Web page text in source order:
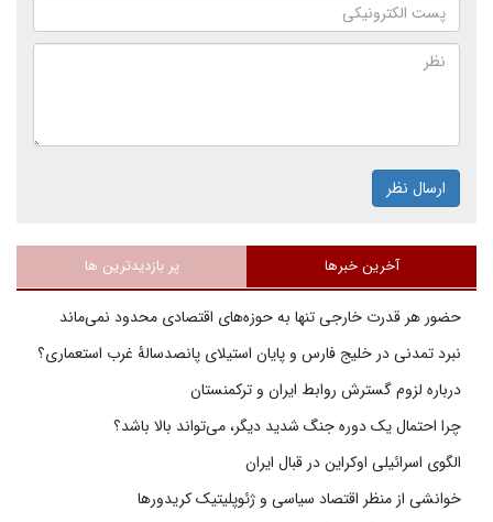
ارسال نظر
آخرین خبرها پر بازدیدترین ها
حضور هر قدرت خارجی تنها به حوزه‌های اقتصادی محدود نمی‌ماند
نبرد تمدنی در خلیج فارس و پایان استیلای پانصدسالۀ غرب استعماری؟
درباره لزوم گسترش روابط ایران و ترکمنستان
چرا احتمال یک دوره جنگ شدید دیگر، می‌تواند بالا باشد؟
الگوی اسرائیلی اوکراین در قبال ایران
خوانشی از منظر اقتصاد سیاسی و ژئوپلیتیک کریدورها